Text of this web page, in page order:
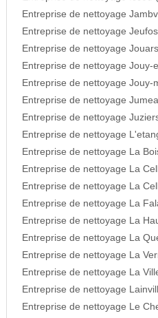
Entreprise de nettoyage
Entreprise de nettoyage
Entreprise de nettoyage
Entreprise de nettoyage Jouy-
Entreprise de nettoyage Jouy-
Entreprise de nettoyage
Entreprise de nettoyage
Entreprise de nettoyage
Entreprise de nettoyage La
Entreprise de nettoyage La
Entreprise de nettoyage La
Entreprise de nettoyage La
Entreprise de nettoyage La
Entreprise de nettoyage La
Entreprise de nettoyage La
Entreprise de nettoyage La
Entreprise de nettoyage
Entreprise de nettoyage Le